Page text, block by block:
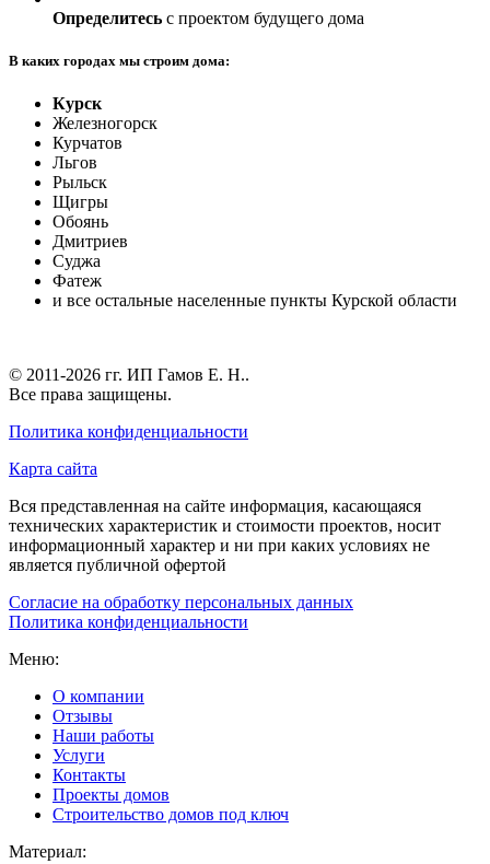
Определитесь с проектом будущего дома
В каких городах мы строим дома:
Курск
Железногорск
Курчатов
Льгов
Рыльск
Щигры
Обоянь
Дмитриев
Суджа
Фатеж
и все остальные населенные пункты Курской области
© 2011-2026 гг. ИП Гамов Е. Н..
Все права защищены.
Политика конфиденциальности
Карта сайта
Вся представленная на сайте информация, касающаяся
технических характеристик и стоимости проектов, носит
информационный характер и ни при каких условиях не
является публичной офертой
Согласие на обработку персональных данных
Политика конфиденциальности
Меню:
О компании
Отзывы
Наши работы
Услуги
Контакты
Проекты домов
Строительство домов под ключ
Материал: